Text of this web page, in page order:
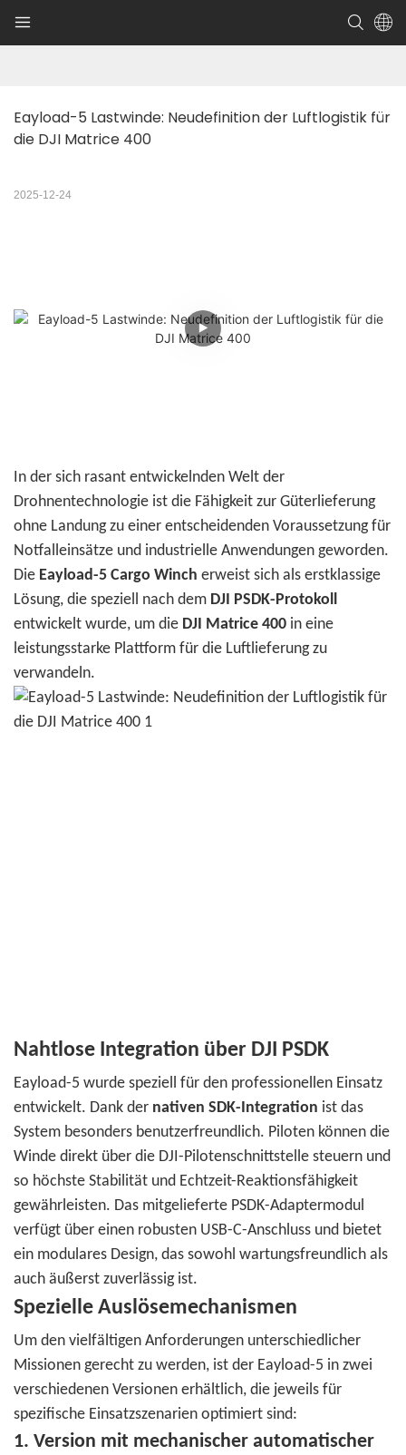
Eayload-5 Lastwinde: Neudefinition der Luftlogistik für
die DJI Matrice 400
2025-12-24
In der sich rasant entwickelnden Welt der
Drohnentechnologie ist die Fähigkeit zur Güterlieferung
ohne Landung zu einer entscheidenden Voraussetzung für
Notfalleinsätze und industrielle Anwendungen geworden.
Die Eayload-5 Cargo Winch erweist sich als erstklassige
Lösung, die speziell nach dem DJI PSDK-Protokoll
entwickelt wurde, um die DJI Matrice 400 in eine
leistungsstarke Plattform für die Luftlieferung zu
verwandeln.
Nahtlose Integration über DJI PSDK
Eayload-5 wurde speziell für den professionellen Einsatz
entwickelt. Dank der nativen SDK-Integration ist das
System besonders benutzerfreundlich. Piloten können die
Winde direkt über die DJI-Pilotenschnittstelle steuern und
so höchste Stabilität und Echtzeit-Reaktionsfähigkeit
gewährleisten. Das mitgelieferte PSDK-Adaptermodul
verfügt über einen robusten USB-C-Anschluss und bietet
ein modulares Design, das sowohl wartungsfreundlich als
auch äußerst zuverlässig ist.
Spezielle Auslösemechanismen
Um den vielfältigen Anforderungen unterschiedlicher
Missionen gerecht zu werden, ist der Eayload-5 in zwei
verschiedenen Versionen erhältlich, die jeweils für
spezifische Einsatzszenarien optimiert sind:
1. Version mit mechanischer automatischer